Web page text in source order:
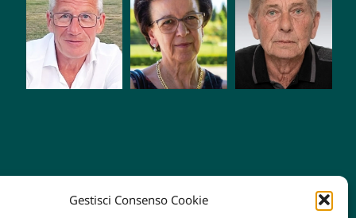
Gestisci Consenso Cookie
Roberto
Fiorio
Maria
(Luisa)
Antonio
Pauletto